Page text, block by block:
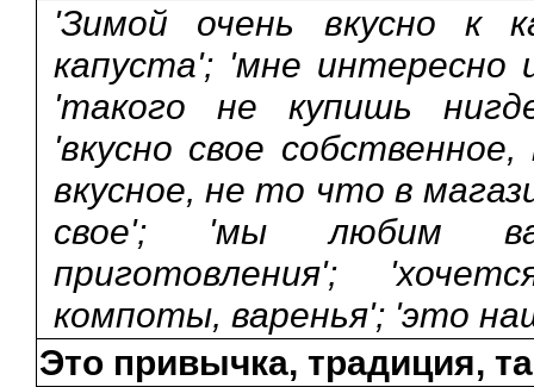
'Зимой очень вкусно к
капуста'; 'мне интересно
'такого не купишь
'вкусно свое
вкусное, не то что в
свое'; 'мы любим
приготовления';
компоты, варенья'; 'это
Это привычка, традиция,